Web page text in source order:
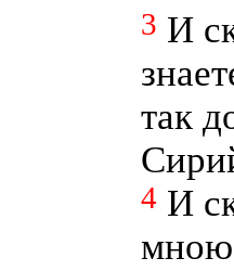
3 И
так
4 И
мною